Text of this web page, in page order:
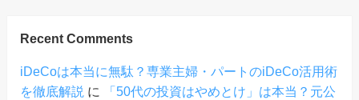
Recent Comments
iDeCoは本当に無駄？専業主婦・パートのiDeCo活用術
を徹底解説 に
「50代の投資はやめとけ」は本当？元公